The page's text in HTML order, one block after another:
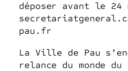
déposer avant le 24
pau.fr
La Ville de Pau
relance du monde